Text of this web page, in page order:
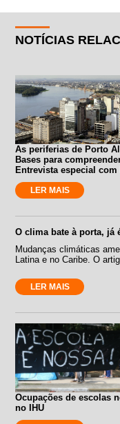
NOTÍCIAS
As periferias de Porto
Bases para
Entrevista especial
LER MAIS
O clima bate à porta, já
Mudanças climáticas
Latina e no Caribe. O
LER MAIS
Ocupações de escolas
no IHU